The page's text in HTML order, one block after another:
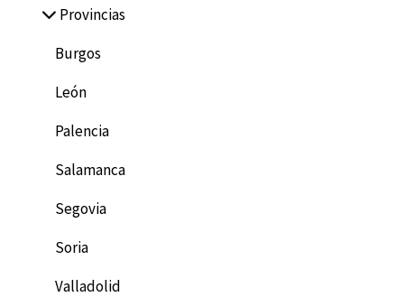
Provincias
Burgos
León
Palencia
Salamanca
Segovia
Soria
Valladolid